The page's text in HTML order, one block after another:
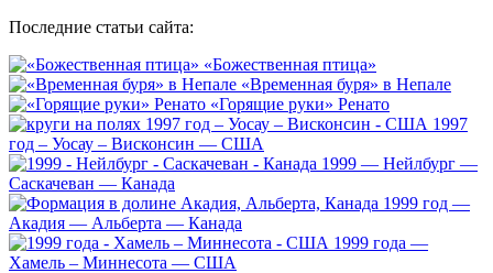
Последние статьи сайта:
«Божественная птица»
«Временная буря» в Непале
«Горящие руки» Ренато
1997
год – Уосау – Висконсин — США
1999 — Нейлбург —
Саскачеван — Канада
1999 год —
Акадия — Альберта — Канада
1999 года —
Хамель – Миннесота — США